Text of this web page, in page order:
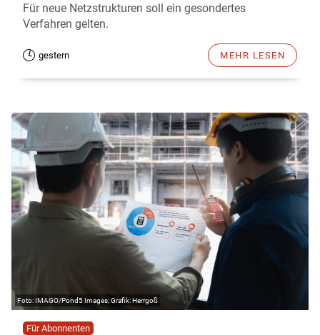
Für neue Netzstrukturen soll ein gesondertes
Verfahren gelten.
gestern MEHR LESEN
IMAGO/Pond5 Images; Grafik: Herrgoß
Für Abonnenten